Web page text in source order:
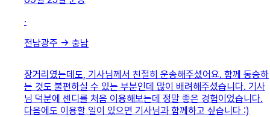
·
전남광주 → 충남
장거리였는데도, 기사님께서 친절히 운송해주셨어요. 함께 동승하
는 것도 불편하실 수 있는 부분인데 많이 배려해주셨습니다. 기사
님 덕분에 센디를 처음 이용해보는데 정말 좋은 경험이었습니다.
다음에도 이용할 일이 있으면 기사님과 함께하고 싶습니다 :)